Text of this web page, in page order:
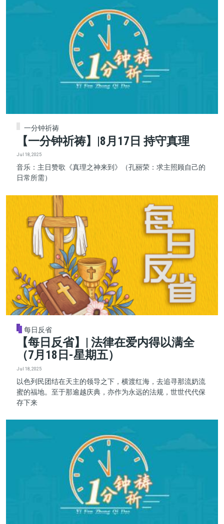
一分钟祈祷
【一分钟祈祷】|8月17日 持守真理
Jul 18, 2025
音乐：主日赞歌《真理之神来到》（孔丽荣：求主照顾自己的
日常所需）
每日反省
【每日反省】| 法律在爱内得以满全
（7月18日-星期五）
Jul 18, 2025
以色列民团结在天主的领导之下，横渡红海，去追寻那流奶流
蜜的福地。至于那逾越庆典，亦作为永远的法规，世世代代保
存下来